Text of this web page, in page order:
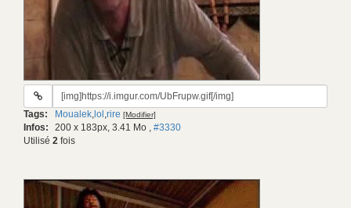
URL
gif:
Tags: Moualek, lol ,rire [Modifier]
Infos: 200 x 183px, 3.41 Mo , #3330
Utilisé 2 fois